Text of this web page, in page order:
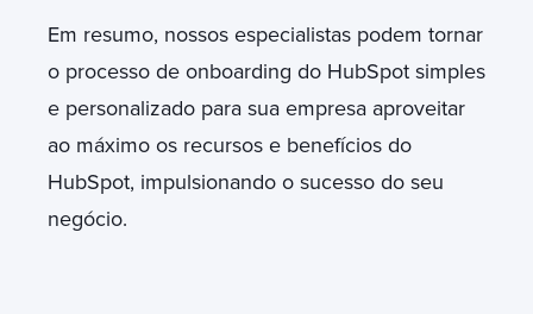
Em resumo, nossos especialistas podem tornar
o processo de onboarding do HubSpot simples
e personalizado para sua empresa aproveitar
ao máximo os recursos e benefícios do
HubSpot, impulsionando o sucesso do seu
negócio.